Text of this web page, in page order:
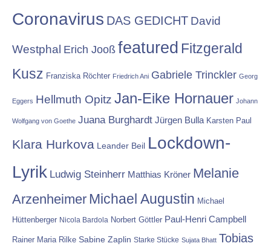
Coronavirus DAS GEDICHT David
Westphal Erich Jooß featured Fitzgerald
Kusz Franziska Röchter Friedrich Ani Gabriele Trinckler Georg
Eggers Hellmuth Opitz Jan-Eike Hornauer Johann
Wolfgang von Goethe Juana Burghardt Jürgen Bulla Karsten Paul
Klara Hurkova Leander Beil Lockdown-
Lyrik Ludwig Steinherr Matthias Kröner Melanie
Arzenheimer Michael Augustin Michael
Hüttenberger Nicola Bardola Norbert Göttler Paul-Henri Campbell
Rainer Maria Rilke Sabine Zaplin Starke Stücke Sujata Bhatt Tobias